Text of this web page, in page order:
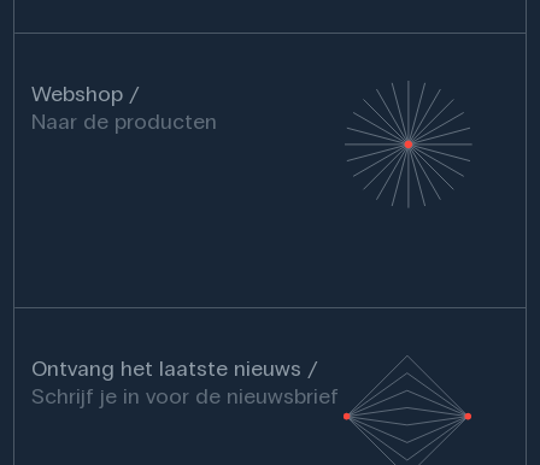
Webshop
Naar de producten
Ontvang het laatste nieuws
Schrijf je in voor de nieuwsbrief